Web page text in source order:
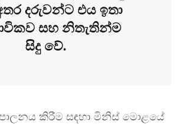
දරුවන්ට එය ඉතා
සහ නිතැතින්ම
සිදු වේ.
පාලනය කිරීම සඳහා මිනිස් මොළයේ